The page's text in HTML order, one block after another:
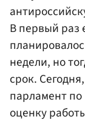
В первый раз
недели, но
срок.
парламент по
оценку